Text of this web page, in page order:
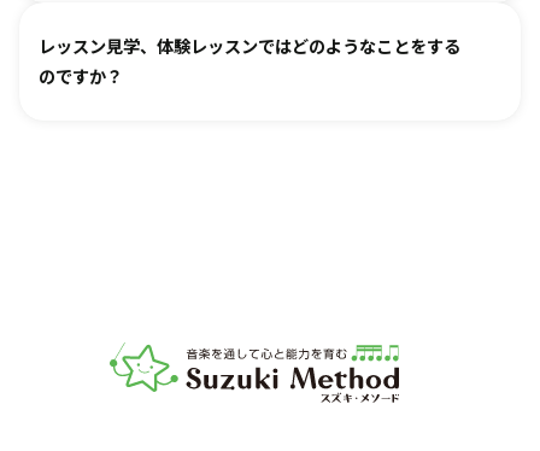
お月謝は教室により異なります。 教室情報ページ をご参照く
ださい。
レッスン見学、体験レッスンではどのようなことをする
のですか？
音楽教室スズキ・メソード | 公益社団法人才能教育研究